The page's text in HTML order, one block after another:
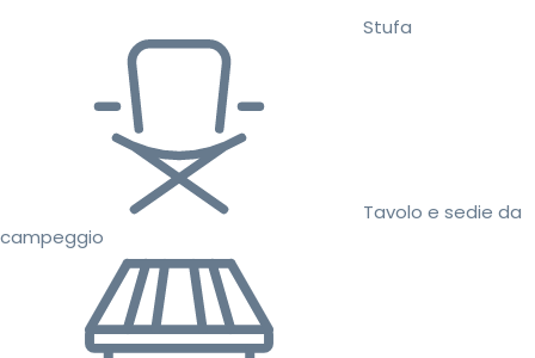
Stufa
Tavolo e sedie da
campeggio